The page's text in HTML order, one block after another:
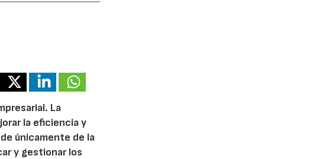
La
la eficiencia y
únicamente de la
y gestionar los